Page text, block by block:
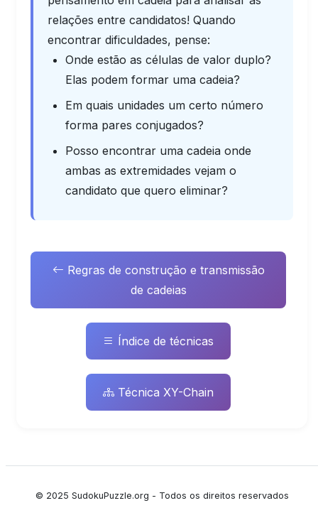
relações entre candidatos! Quando
encontrar dificuldades, pense:
Onde estão as células de valor duplo?
Elas podem formar uma cadeia?
Em quais unidades um certo número
forma pares conjugados?
Posso encontrar uma cadeia onde
ambas as extremidades vejam o
candidato que quero eliminar?
Regras de construção e transmissão
de cadeias
Índice de técnicas
Técnica XY-Chain
© 2025 SudokuPuzzle.org - Todos os direitos reservados